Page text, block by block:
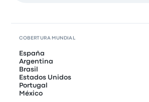
COBERTURA MUNDIAL
España
Argentina
Brasil
Estados Unidos
Portugal
México